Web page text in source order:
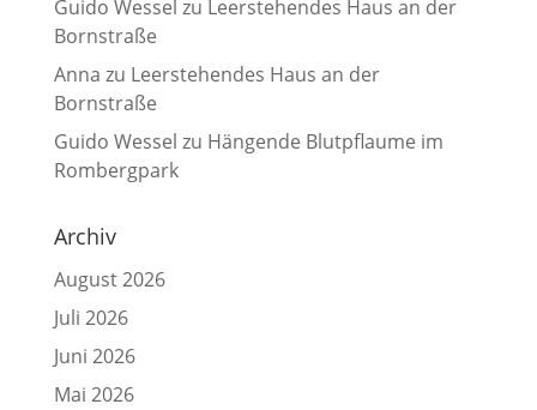
Guido Wessel zu Leerstehendes Haus an der
Bornstraße
Anna zu Leerstehendes Haus an der
Bornstraße
Guido Wessel zu Hängende Blutpflaume im
Rombergpark
Archiv
August 2026
Juli 2026
Juni 2026
Mai 2026